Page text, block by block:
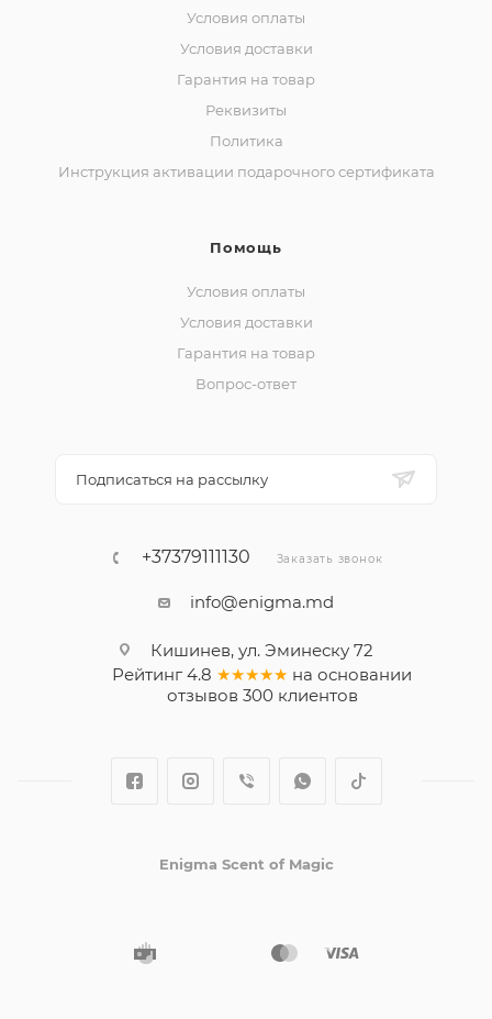
Условия оплаты
Условия доставки
Гарантия на товар
Реквизиты
Политика
Инструкция активации подарочного сертификата
Помощь
Условия оплаты
Условия доставки
Гарантия на товар
Вопрос-ответ
Подписаться на рассылку
+37379111130 Заказать звонок
info@enigma.md
Кишинев, ул. Эминеску 72
Рейтинг 4.8 ★★★★★ на основании
отзывов 300клиентов
Enigma Scent of Magic